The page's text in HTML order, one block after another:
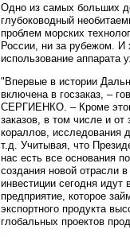
Одно из самых больших
глубоководный
проблем морских
России, ни за рубежом. И
использование аппарата
"Впервые в истории
включена в госзаказ, –
СЕРГИЕНКО. – Кроме
заказов, в том числе и
кораллов, исследования
т.д. Учитывая, что
нас есть все основания
создания новой отрасли
инвестиции сегодня идут
предприятие, которое
экспортного продукта
глобальных проектов